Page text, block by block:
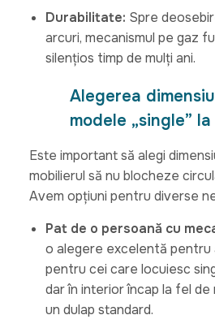
Durabilitate: Spre
arcuri, mecanismul pe gaz
silențios timp de mulți ani.
Alegerea
modele „single”
Este important să alegi
mobilierul să nu blocheze
Avem opțiuni pentru diverse
Pat de o persoană cu
o alegere excelentă pentru
pentru cei care locuiesc
dar în interior încap la fel
un dulap standard.